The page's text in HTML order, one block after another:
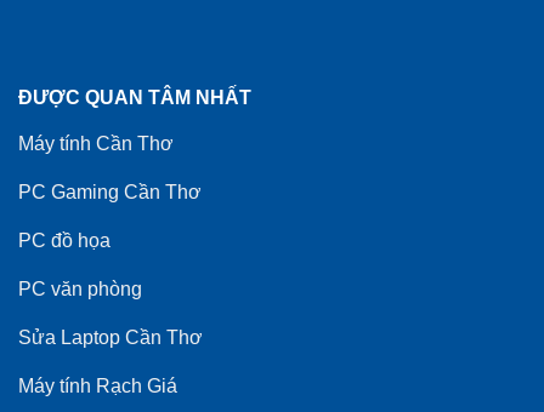
ĐƯỢC QUAN TÂM NHẤT
Máy tính Cần Thơ
PC Gaming Cần Thơ
PC đồ họa
PC văn phòng
Sửa Laptop Cần Thơ
Máy tính Rạch Giá